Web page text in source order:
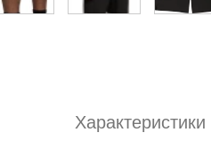
Характеристики